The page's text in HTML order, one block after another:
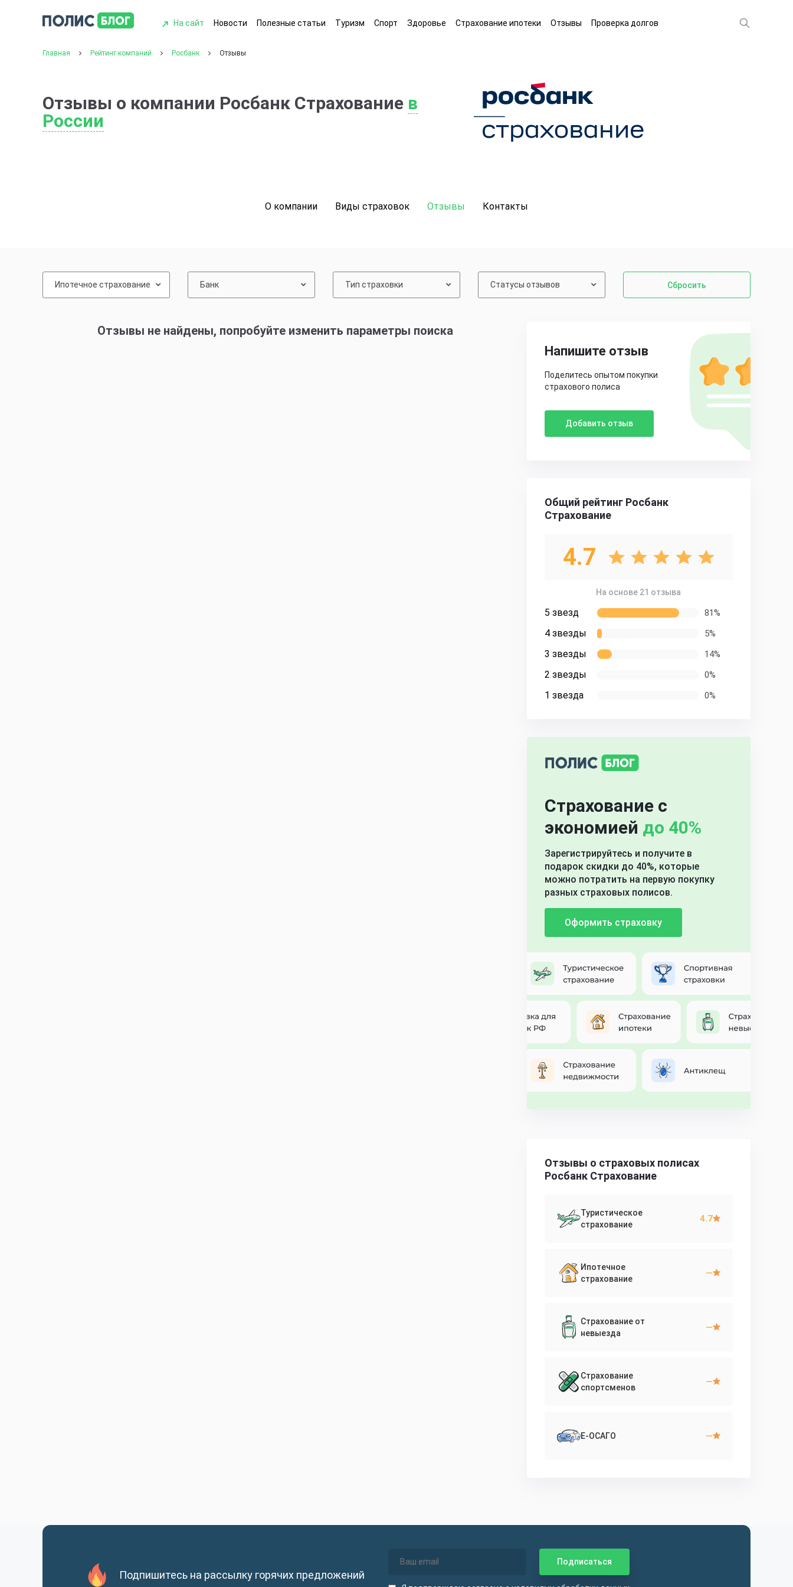
На сайт Новости Полезные статьи Туризм Спорт Здоровье Страхование ипотеки Отзывы Проверка долгов
Главная Рейтинг компаний Росбанк Отзывы
Отзывы о компании Росбанк Страхование в
России
О компании Виды страховок Отзывы Контакты
Ипотечное страхование Банк Тип страховки Статусы отзывов Сбросить
Отзывы не найдены, попробуйте изменить параметры поиска
Напишите отзыв
Поделитесь опытом покупки
страхового полиса
Добавить отзыв
Общий рейтинг Росбанк
Страхование
4.7
На основе 21 отзыва
5 звезд 81%
4 звезды 5%
3 звезды 14%
2 звезды 0%
1 звезда 0%
Страхование с
экономией до 40%
Зарегистрируйтесь и получите в
подарок скидки до 40%, которые
можно потратить на первую покупку
разных страховых полисов.
Оформить страховку
Отзывы о страховых полисах
Росбанк Страхование
Туристическое
страхование
4.7
Ипотечное
страхование
—
Страхование от
невыезда
—
Страхование
спортсменов
—
Е-ОСАГО —
Подпишитесь на рассылку горячих предложений